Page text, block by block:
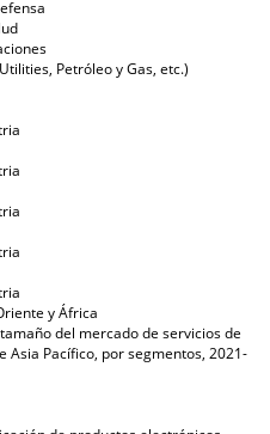
Petróleo y Gas, etc.)
y África
del mercado de servicios de
Asia Pacífico, por segmentos, 2021-